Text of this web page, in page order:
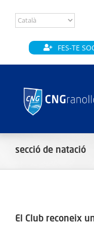
content
FES-TE
secció de natació
El Club reconeix